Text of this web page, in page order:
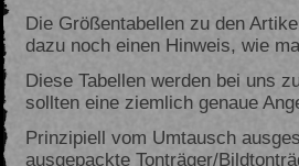
Die Größentabellen zu den
dazu noch einen Hinweis, wie
Diese Tabellen werden bei uns
sollten eine ziemlich genaue
Prinzipiell vom Umtausch
ausgepackte Tonträger/